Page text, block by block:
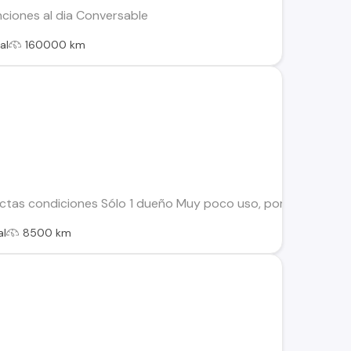
al dia Conversable
160000 km
condiciones Sólo 1 dueño Muy poco uso, por eso el
8500 km